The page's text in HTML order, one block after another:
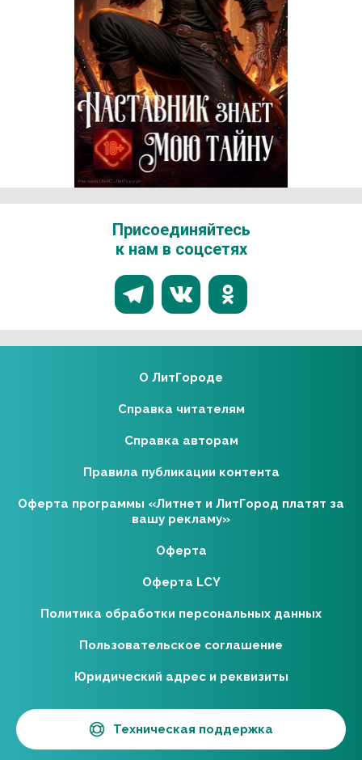
Присоединяйтесь
к нам в соцсетях
Реклама 18+ АО «ЛитГород»
О ЛитГороде
Справка читателям
Справка авторам
Правила публикации контента
Оферта программы «Литнет и ЛитГород платят за
вашу рекламу»
Оферта
Оферта LCY
Политика обработки персональных данных
Пользовательское соглашение
Юридический адрес и реквизиты
Техническая поддержка